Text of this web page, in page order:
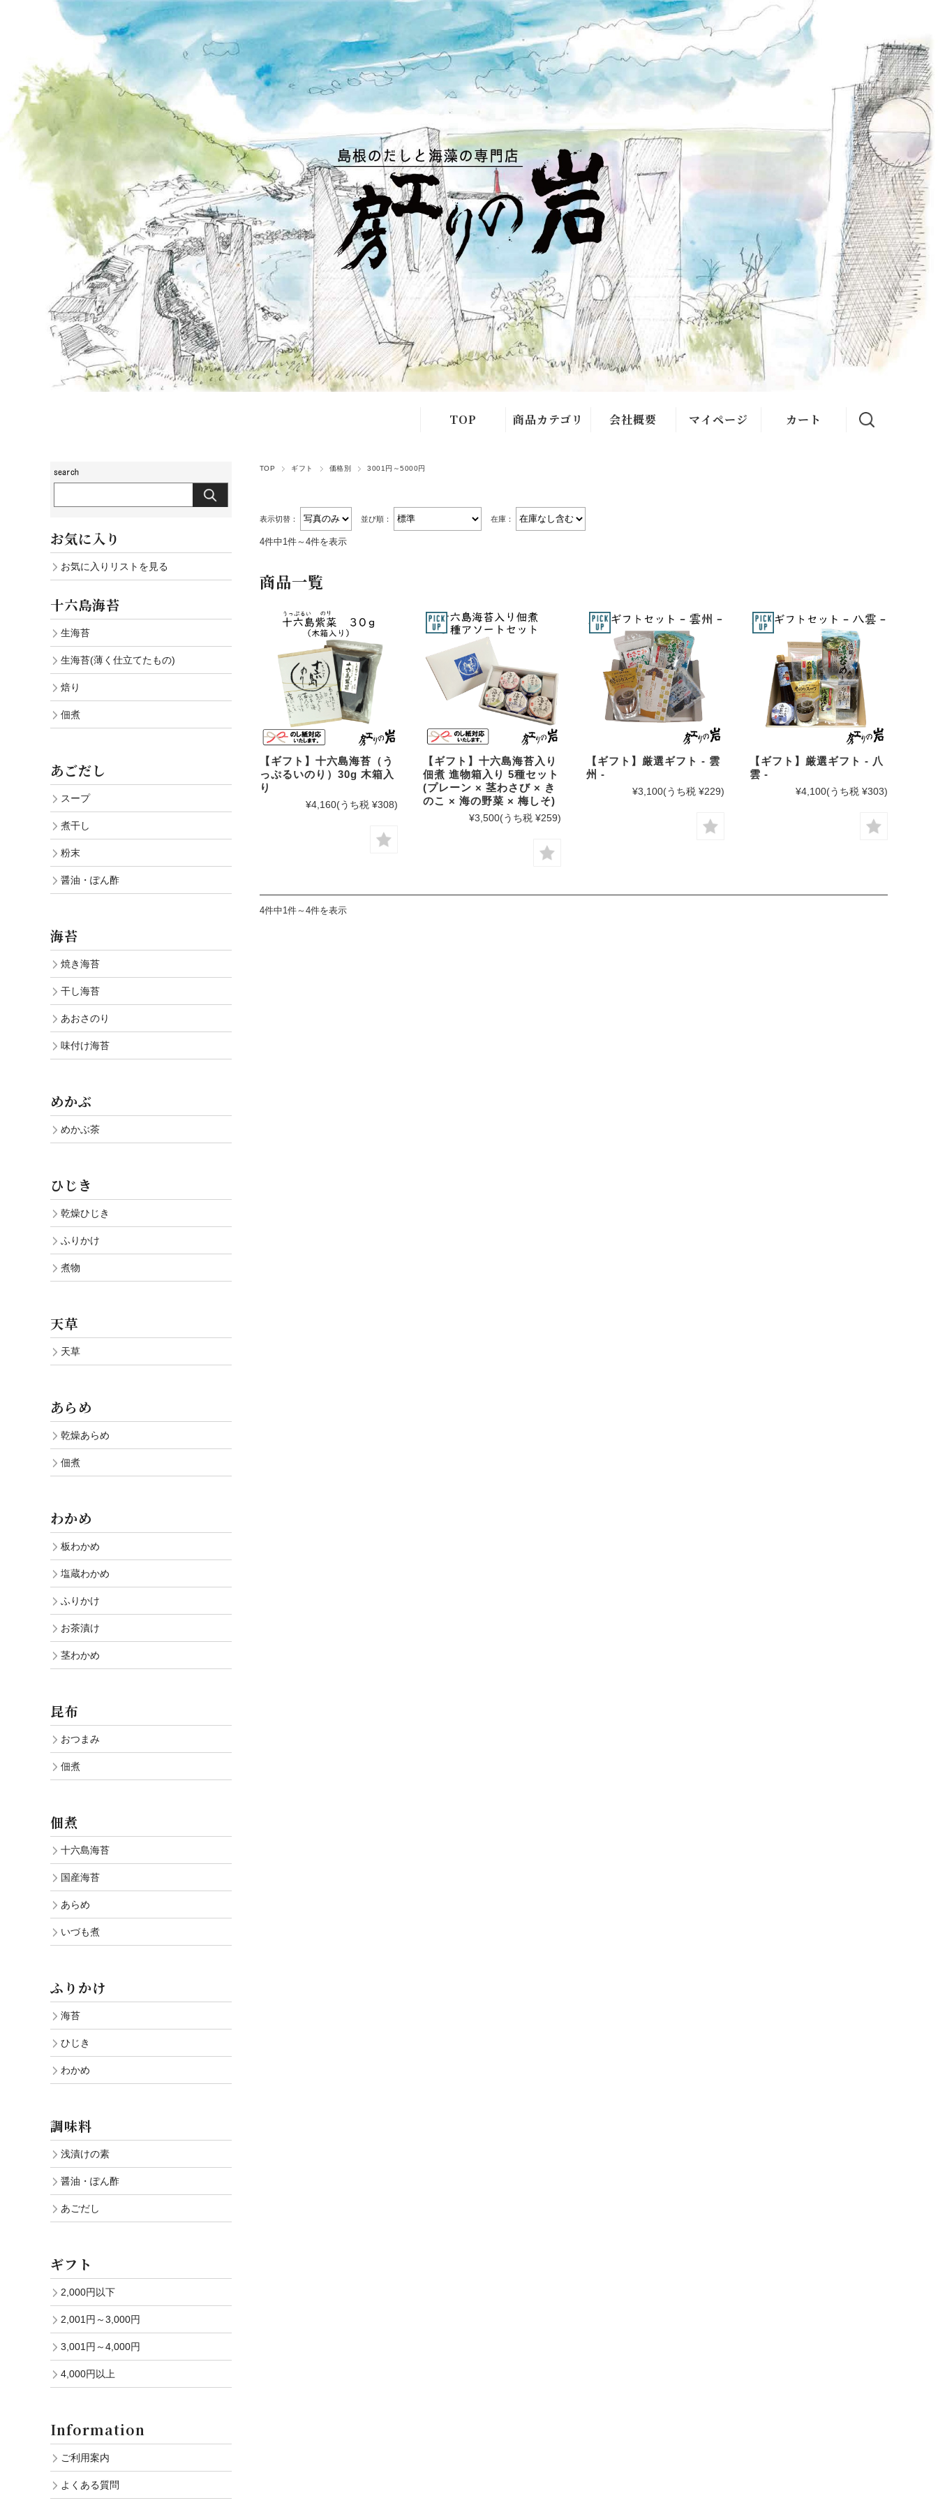
TOP 商品カテゴリ
海苔
わかめ
昆布
佃煮
ふりかけ
調味料
会社概要 マイページ カート
TOP ギフト 価格別 3001円～5000円
表示切替： 並び順： 在庫：
4件中1件～4件を表示
商品一覧
【ギフト】十六島海苔（う
っぷるいのり）30g 木箱入
り
¥4,160(うち税 ¥308)
【ギフト】十六島海苔入り
佃煮 進物箱入り 5種セット
(プレーン × 茎わさび × き
のこ × 海の野菜 × 梅しそ)
¥3,500(うち税 ¥259)
【ギフト】厳選ギフト - 雲
州 -
¥3,100(うち税 ¥229)
【ギフト】厳選ギフト - 八
雲 -
¥4,100(うち税 ¥303)
4件中1件～4件を表示
お気に入り
お気に入りリストを見る
十六島海苔
生海苔
生海苔(薄く仕立てたもの)
焙り
佃煮
あごだし
スープ
煮干し
粉末
醤油・ぽん酢
海苔
焼き海苔
干し海苔
あおさのり
味付け海苔
めかぶ
めかぶ茶
ひじき
乾燥ひじき
ふりかけ
煮物
天草
天草
あらめ
乾燥あらめ
佃煮
わかめ
板わかめ
塩蔵わかめ
ふりかけ
お茶漬け
茎わかめ
昆布
おつまみ
佃煮
佃煮
十六島海苔
国産海苔
あらめ
いづも煮
ふりかけ
海苔
ひじき
わかめ
調味料
浅漬けの素
醤油・ぽん酢
あごだし
ギフト
2,000円以下
2,001円～3,000円
3,001円～4,000円
4,000円以上
Information
ご利用案内
よくある質問